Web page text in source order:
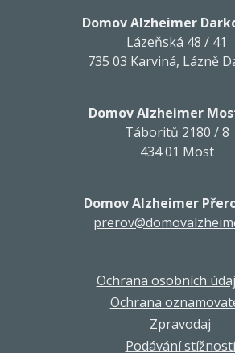
Domov Alzheimer
Lázeňská 48 / 41
735 03 Karviná, Lázně
Domov Alzheimer
Táboritů 2180 / 8
434 01 Most
Domov Alzheimer
Ochrana osobních
Ochrana
Zpravodaj
Podávání stížností